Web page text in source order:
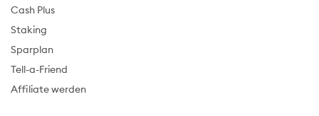
Cash Plus
Staking
Sparplan
Tell-a-Friend
Affiliate werden